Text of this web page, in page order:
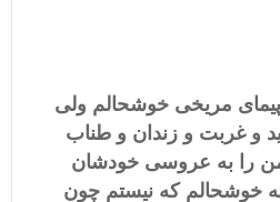
مریخی خوشحالم ولی
و غربت و زندان و طناب
را به عروسی خودشان
خوشحالم که نیستم چون